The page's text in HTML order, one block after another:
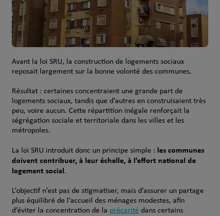
Avant la loi SRU, la construction de logements sociaux
reposait largement sur la bonne volonté des communes.
Résultat : certaines concentraient une grande part de
logements sociaux, tandis que d’autres en construisaient très
peu, voire aucun. Cette répartition inégale renforçait la
ségrégation sociale et territoriale dans les villes et les
métropoles.
La loi SRU introduit donc un principe simple : les communes
doivent contribuer, à leur échelle, à l’effort national de
logement social.
L’objectif n’est pas de stigmatiser, mais d’assurer un partage
plus équilibré de l’accueil des ménages modestes, afin
d’éviter la concentration de la précarité dans certains